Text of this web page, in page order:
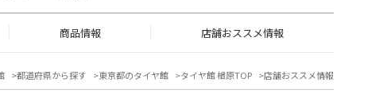
商品情報 店舗おススメ情報
都道府県から探す 東京都のタイヤ館 タイヤ館 楢原TOP 店舗おススメ情報